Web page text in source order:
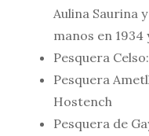
Aulina Saurina
manos en 1934
Pesquera
Pesquera
Hostench
Pesquera de